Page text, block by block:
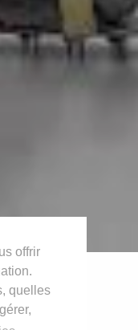
offrir
quelles